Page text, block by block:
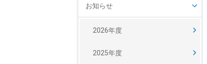
お知らせ
2026年度
2025年度